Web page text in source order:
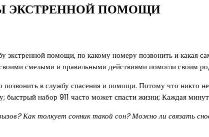
ЭКСТРЕННОЙ ПОМОЩИ
экстренной помощи, по какому номеру позвонить и какая
смелыми и правильными действиями помогли своим
в службу спасения и помощи. Потому что никто
быстрый набор 911 часто может спасти жизни; Каждая
Как толкует сонник такой сон? Можно ли связать